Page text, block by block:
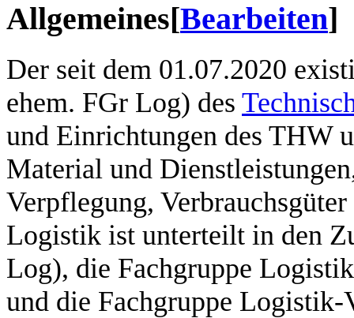
Allgemeines[Bearbeiten]
Der seit dem 01.07.2020
ehem. FGr Log) des
und Einrichtungen des THW
Material und
Verpflegung,
Logistik ist unterteilt in den
Log), die Fachgruppe
und die Fachgruppe